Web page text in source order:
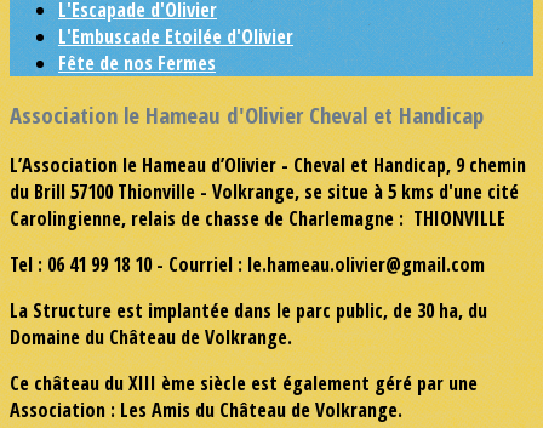
L'Escapade d'Olivier
L'Embuscade Etoilée d'Olivier
Fête de nos Fermes
Association le Hameau d'Olivier Cheval et Handicap
L’Association le Hameau d’Olivier - Cheval et Handicap, 9 chemin
du Brill 57100 Thionville - Volkrange, se situe à 5 kms d'une cité
Carolingienne, relais de chasse de Charlemagne : THIONVILLE
Tel : 06 41 99 18 10 - Courriel : le.hameau.olivier@gmail.com
La Structure est implantée dans le parc public, de 30 ha, du
Domaine du Château de Volkrange.
Ce château du XIII ème siècle est également géré par une
Association : Les Amis du Château de Volkrange.